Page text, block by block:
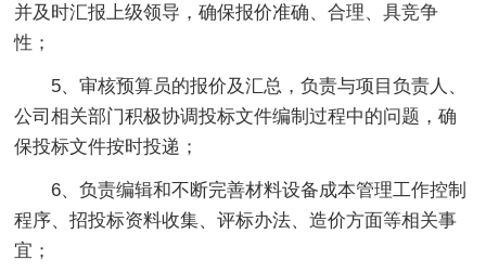
并及时汇报上级领导，确保报价准确、合理、具竞争
性；
5、审核预算员的报价及汇总，负责与项目负责人、
公司相关部门积极协调投标文件编制过程中的问题，确
保投标文件按时投递；
6、负责编辑和不断完善材料设备成本管理工作控制
程序、招投标资料收集、评标办法、造价方面等相关事
宜；